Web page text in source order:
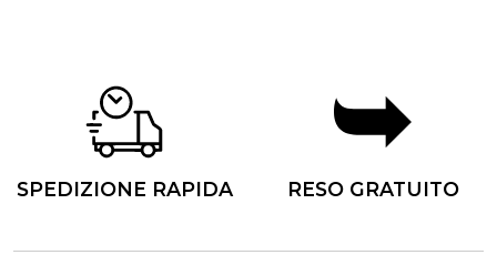
SPEDIZIONE RAPIDA RESO GRATUITO